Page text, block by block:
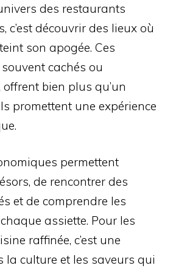
des restaurants
c’est découvrir des lieux où
son apogée. Ces
cachés ou
bien plus qu’un
promettent une expérience
permettent
de rencontrer des
et de comprendre les
assiette. Pour les
raffinée, c’est une
la culture et les saveurs qui